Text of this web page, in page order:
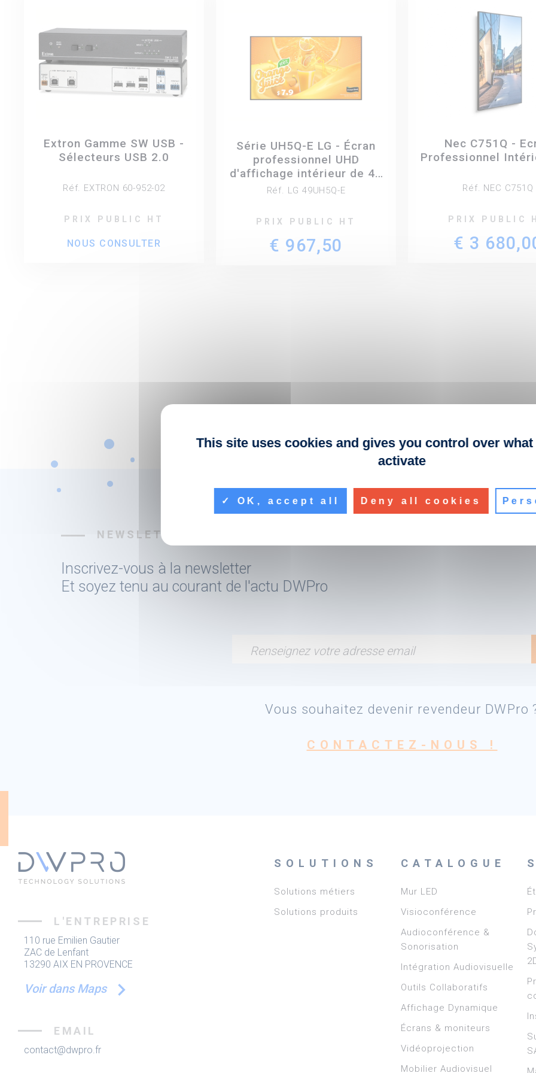
Extron Gamme SW USB -
Sélecteurs USB 2.0
Réf. EXTRON 60-952-02
PRIX PUBLIC HT
NOUS CONSULTER
Série UH5Q-E LG - Écran
professionnel UHD
d'affichage intérieur de 49
pouces
Réf. LG 49UH5Q-E
PRIX PUBLIC HT
€ 967,50
Nec C751Q -
Professionnel
Réf. NEC C751Q
PRIX PUBLIC
€ 3
NEWSLETTER
Inscrivez-vous à la newsletter
Et soyez tenu au courant de l'actu DWPro
Renseignez votre adresse email
Vous souhaitez devenir revendeur DWPro
CONTACTEZ-NOUS !
L'ENTREPRISE
110 rue Emilien Gautier
ZAC de Lenfant
13290 AIX EN PROVENCE
Voir dans Maps
EMAIL
contact@dwpro.fr
SOLUTIONS
Solutions métiers
Solutions produits
CATALOGUE
Mur LED
Visioconférence
Audioconférence &
Sonorisation
Intégration Audiovisuelle
Outils Collaboratifs
Affichage Dynamique
Écrans & moniteurs
Vidéoprojection
Mobilier Audiovisuel
This site uses cookies and gives you control over
activate
OK, accept all Deny all cookies